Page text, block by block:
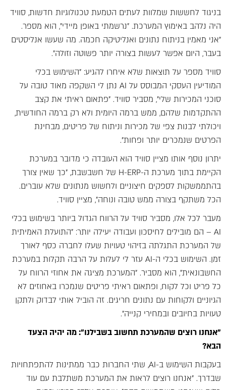
בניגוד לחששות שמלוות לעתים הטמעת טכנולוגיות חדשות, סוויד
היה נלהב באימוץ המערכת. "נרשמתי באופן מיידי", הוא מספר.
"אני מאמין בניתוח נתונים ואנליטיקה חכמה. מה שעשו אנליסטים
בעבר, היום אפשר לעשות בצורה יותר פשוטה וזולה".
סוויד מספר על תוצאות שלא איחרו להגיע: "השימוש בכלי
המודיעין העסקי המבוסס על AI נתן לי השקפה מאוד טובה על
סוכני המכירות שלי", מסביר סוויד. "פתאום ראיתי את קצב
ההתקדמות שלהם, ממש ברמה היומית ולא רק ברמה החודשית,
ויכולתי לבנות צפי של מכירות וניתוח של פריטים, מבחינת
הפרטים שנמכרים יותר ופחות".
יתרון נוסף אותו מציין סוויד הוא העובדה כי מדובר במערכת
הקיימת בתוך מערכת ה-H-ERP של חשבשבת, "כך שאין צורך
בהתממשקות לספקים חיצוניים ולחשוש מנתונים שלא עוברים.
הכל משתקף בצורה ממש טובה ונוחה", מציין סוויד.
מעבר לכל אלו, מסביר סוויד על הרווח הגדול ביותר בשימוש בכלי
AI – הם מובילים לחיסכון ועבודה יעילה יותר: "התועלת האמיתית
של המערכת התגלתה בזיהוי טעויות שעלו לחברה כסף לאורך
זמן. השימוש בכלי ה-AI עזר לי לעלות על הרבה תקלות במערכת
החשבונאית", הוא מסביר. "המערכת מציגה את אחוזי הרווח על
כל פריט וכל לקוח, ופתאום ראיתי פריטים שנמכרו באחוזים לא
הגיוניים ולקוחות עם נתונים חריגים. זה הוביל אותי לבדוק ולתקן
טעויות בחיובים ובמחירי קנייה".
"אנחנו רוצים שהמערכת תחשוב בשבילנו": מה יהיה הצעד
הבא?
בעקבות השימוש ב-AI, שתי החברות כבר ממתינות להתפתחויות
שבדרך. "אנחנו רוצים לראות את המערכת משתלבת עם עוד